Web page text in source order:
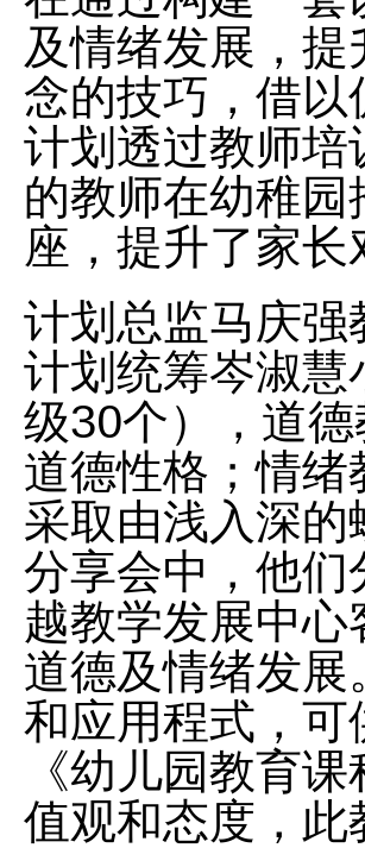
及情绪发展，
念的技巧，借
计划透过教师
的教师在幼稚
座，提升了家
计划总监马庆
计划统筹岑淑
级30个），道
道德性格；情
采取由浅入深
分享会中，他
越教学发展中
道德及情绪发
和应用程式，
《幼儿园教育
值观和态度，